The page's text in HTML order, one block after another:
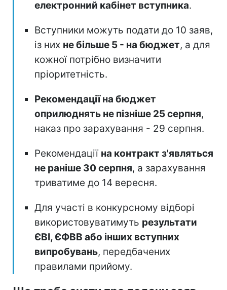
електронний кабінет вступника.
Вступники можуть подати до 10 заяв,
із них не більше 5 - на бюджет, а для
кожної потрібно визначити
пріоритетність.
Рекомендації на бюджет
оприлюднять не пізніше 25 серпня,
наказ про зарахування - 29 серпня.
Рекомендації на контракт з'являться
не раніше 30 серпня, а зарахування
триватиме до 14 вересня.
Для участі в конкурсному відборі
використовуватимуть результати
ЄВІ, ЄФВВ або інших вступних
випробувань, передбачених
правилами прийому.